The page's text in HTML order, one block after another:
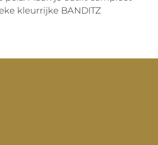
kleurrijke BANDITZ